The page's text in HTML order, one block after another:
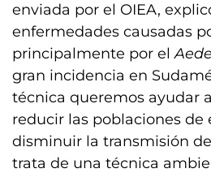
enviada por el OIEA,
enfermedades causadas
principalmente por el
gran incidencia en
técnica queremos ayudar
reducir las poblaciones de
disminuir la transmisión
trata de una técnica